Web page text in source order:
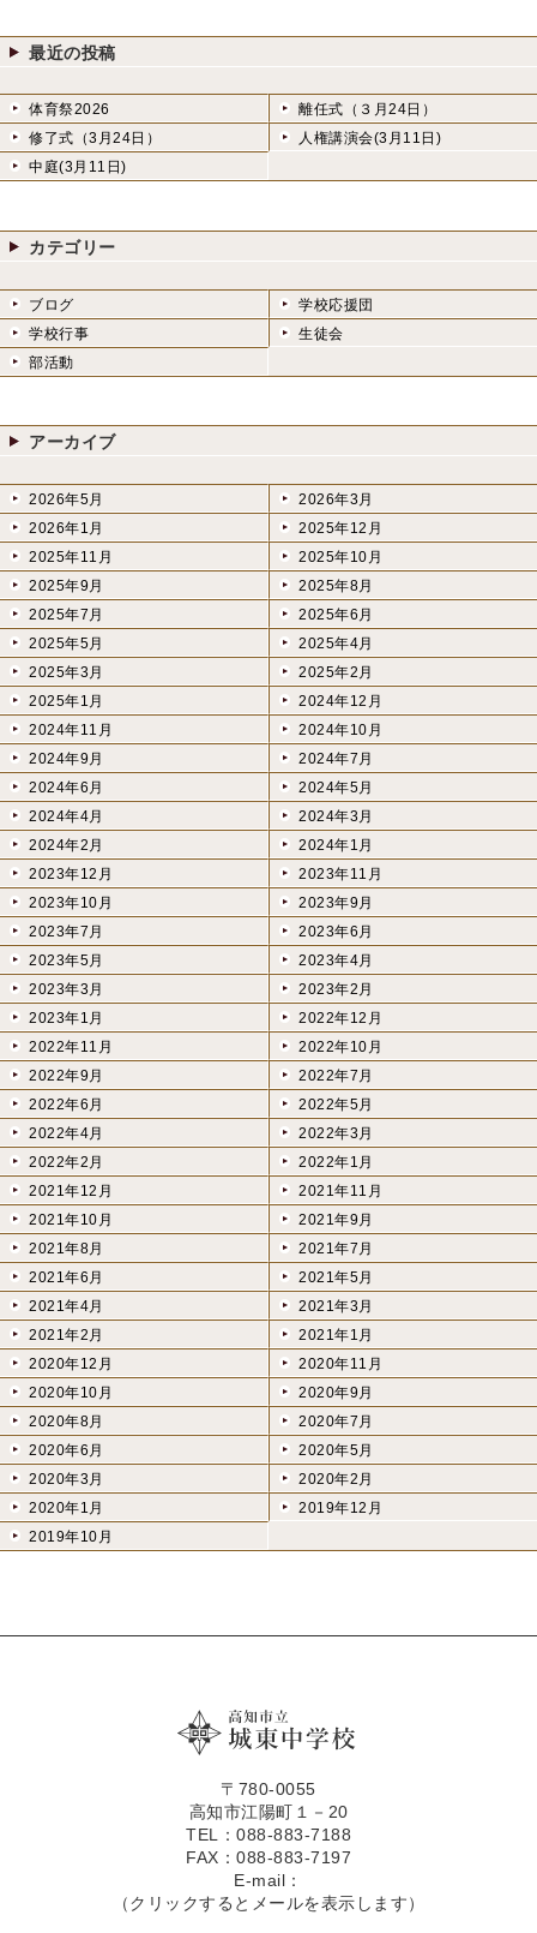
ン
稿:
最近の投稿
体育祭2026
離任式（３月24日）
修了式（3月24日）
人権講演会(3月11日)
中庭(3月11日)
カテゴリー
ブログ
学校応援団
学校行事
生徒会
部活動
アーカイブ
2026年5月
2026年3月
2026年1月
2025年12月
2025年11月
2025年10月
2025年9月
2025年8月
2025年7月
2025年6月
2025年5月
2025年4月
2025年3月
2025年2月
2025年1月
2024年12月
2024年11月
2024年10月
2024年9月
2024年7月
2024年6月
2024年5月
2024年4月
2024年3月
2024年2月
2024年1月
2023年12月
2023年11月
2023年10月
2023年9月
2023年7月
2023年6月
2023年5月
2023年4月
2023年3月
2023年2月
2023年1月
2022年12月
2022年11月
2022年10月
2022年9月
2022年7月
2022年6月
2022年5月
2022年4月
2022年3月
2022年2月
2022年1月
2021年12月
2021年11月
2021年10月
2021年9月
2021年8月
2021年7月
2021年6月
2021年5月
2021年4月
2021年3月
2021年2月
2021年1月
2020年12月
2020年11月
2020年10月
2020年9月
2020年8月
2020年7月
2020年6月
2020年5月
2020年3月
2020年2月
2020年1月
2019年12月
2019年10月
〒780-0055
高知市江陽町１－20
TEL：088-883-7188
FAX：088-883-7197
E-mail：
（クリックするとメールを表示します）